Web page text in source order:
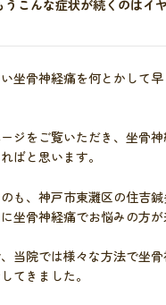
うこんな症状が続くのはイ
坐骨神経痛を何とかして
ジをご覧いただき、坐骨
ばと思います。
も、神戸市東灘区の住吉鍼
坐骨神経痛でお悩みの方が
当院では様々な方法で坐
てきました。